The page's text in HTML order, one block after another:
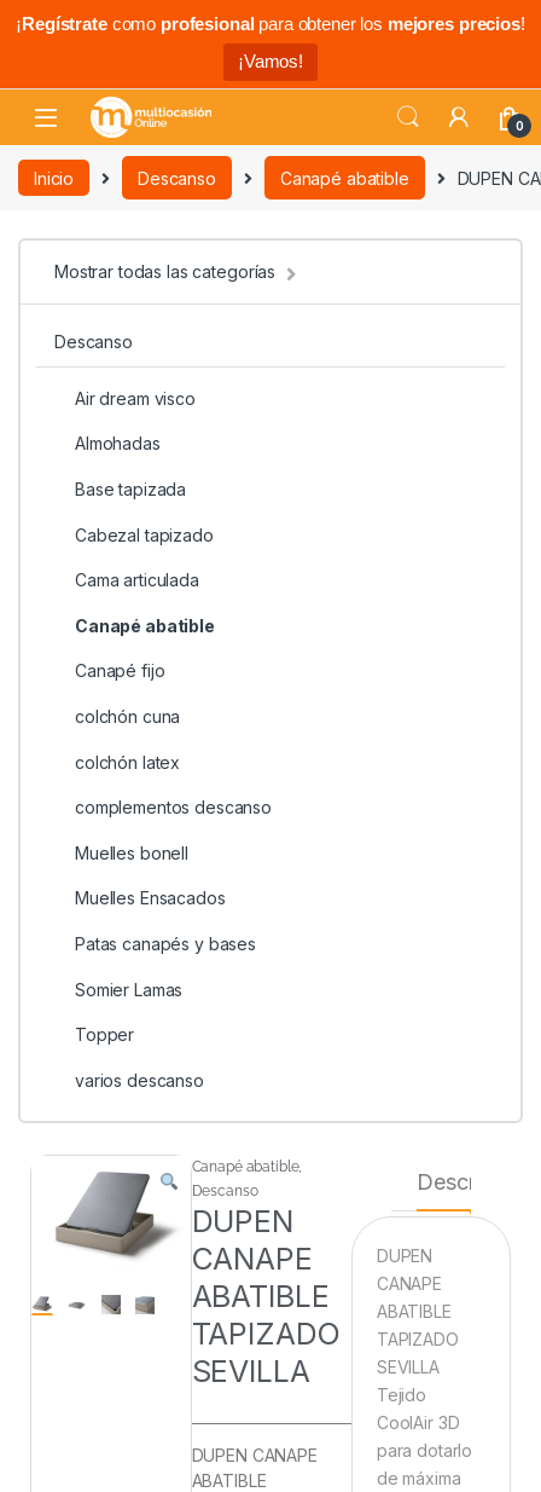
¡Regístratecomo profesionalpara obtener los mejores precios!
¡Vamos!
0
Inicio Descanso Canapé abatible DUPEN
Mostrar todas las categorías
Descanso
Air dream visco
Almohadas
Base tapizada
Cabezal tapizado
Cama articulada
Canapé abatible
Canapé fijo
colchón cuna
colchón latex
complementos descanso
Muelles bonell
Muelles Ensacados
Patas canapés y bases
Somier Lamas
Topper
varios descanso
Canapé abatible,
Descanso
DUPEN
CANAPE
ABATIBLE
TAPIZADO
SEVILLA
DUPEN CANAPE
ABATIBLE
Descripción
DUPEN
CANAPE
ABATIBLE
TAPIZADO
SEVILLA
Tejido
CoolAir 3D
para dotarlo
de máxima